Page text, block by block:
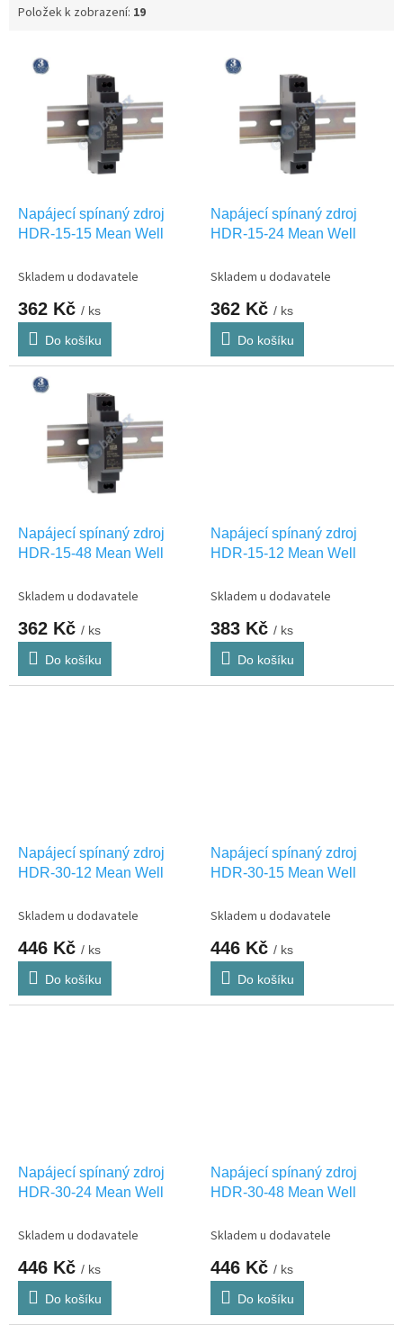
Položek k zobrazení: 19
Napájecí spínaný zdroj
HDR-15-15 Mean Well
Skladem u dodavatele
362 Kč / ks
Do košíku
Napájecí spínaný zdroj
HDR-15-24 Mean Well
Skladem u dodavatele
362 Kč / ks
Do košíku
Napájecí spínaný zdroj
HDR-15-48 Mean Well
Skladem u dodavatele
362 Kč / ks
Do košíku
Napájecí spínaný zdroj
HDR-15-12 Mean Well
Skladem u dodavatele
383 Kč / ks
Do košíku
Napájecí spínaný zdroj
HDR-30-12 Mean Well
Skladem u dodavatele
446 Kč / ks
Do košíku
Napájecí spínaný zdroj
HDR-30-15 Mean Well
Skladem u dodavatele
446 Kč / ks
Do košíku
Napájecí spínaný zdroj
HDR-30-24 Mean Well
Skladem u dodavatele
446 Kč / ks
Do košíku
Napájecí spínaný zdroj
HDR-30-48 Mean Well
Skladem u dodavatele
446 Kč / ks
Do košíku